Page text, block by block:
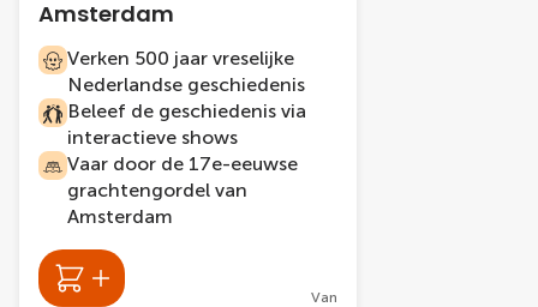
Amsterdam
Verken 500 jaar vreselijke
Nederlandse geschiedenis
Beleef de geschiedenis via
interactieve shows
Vaar door de 17e-eeuwse
grachtengordel van
Amsterdam
Van